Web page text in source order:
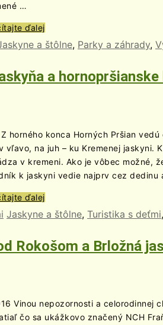
…
ďalej
a štôlne, Parky a záhrady,
a hornopršianske
horného konca Horných Pršian
vľavo, na juh – ku Kremenej jaskyni.
v kremeni. Ako je vôbec možné,
k jaskyni vedie najprv cez
ďalej
Jaskyne a štôlne, Turistika s deťmi,
Rokošom a Brložná
Vinou nepozornosti a celorodinnej
čo sa ukážkovo značený NCH